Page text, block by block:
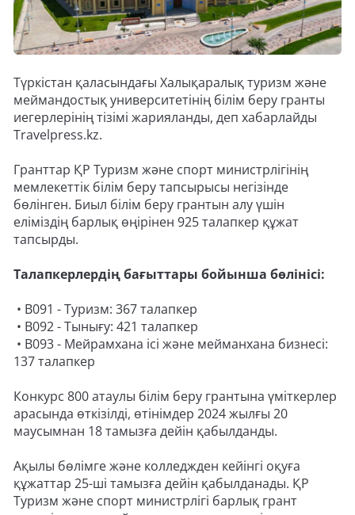
Түркістан қаласындағы Халықаралық туризм және
меймандостық университетінің білім беру гранты
иегерлерінің тізімі жарияланды, деп хабарлайды
Travelpress.kz.
Гранттар ҚР Туризм және спорт министрлігінің
мемлекеттік білім беру тапсырысы негізінде
бөлінген. Биыл білім беру грантын алу үшін
еліміздің барлық өңірінен 925 талапкер құжат
тапсырды.
Талапкерлердің бағыттары бойынша бөлінісі:
• В091 - Туризм: 367 талапкер
• В092 - Тынығу: 421 талапкер
• В093 - Мейрамхана ісі және мейманхана бизнесі:
137 талапкер
Конкурс 800 атаулы білім беру грантына үміткерлер
арасында өткізілді, өтінімдер 2024 жылғы 20
маусымнан 18 тамызға дейін қабылданды.
Ақылы бөлімге және колледжден кейінгі оқуға
құжаттар 25-ші тамызға дейін қабылданады. ҚР
Туризм және спорт министрлігі барлық грант